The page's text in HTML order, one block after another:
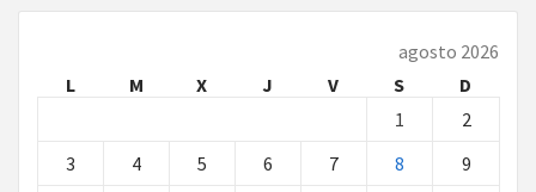
agosto 2026
L
M X J V S
D
1
2
3
4 5 6 7 8
9